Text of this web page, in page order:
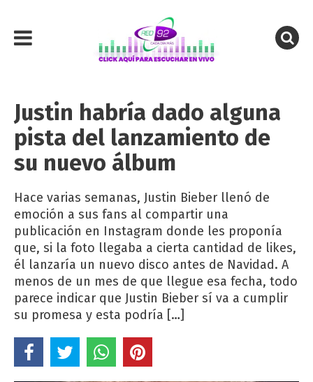
Justin habría dado alguna
pista del lanzamiento de
su nuevo álbum
Hace varias semanas, Justin Bieber llenó de
emoción a sus fans al compartir una
publicación en Instagram donde les proponía
que, si la foto llegaba a cierta cantidad de likes,
él lanzaría un nuevo disco antes de Navidad. A
menos de un mes de que llegue esa fecha, todo
parece indicar que Justin Bieber sí va a cumplir
su promesa y esta podría […]